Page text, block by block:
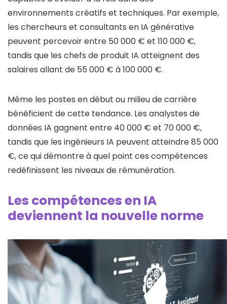
environnements créatifs et techniques. Par exemple,
les chercheurs et consultants en IA générative
peuvent percevoir entre 50 000 € et 110 000 €,
tandis que les chefs de produit IA atteignent des
salaires allant de 55 000 € à 100 000 €.
Même les postes en début ou milieu de carrière
bénéficient de cette tendance. Les analystes de
données IA gagnent entre 40 000 € et 70 000 €,
tandis que les ingénieurs IA peuvent atteindre 85 000
€, ce qui démontre à quel point ces compétences
redéfinissent les niveaux de rémunération.
Les compétences en IA
deviennent la nouvelle norme